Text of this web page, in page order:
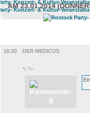
AM 23.01.2014
16:20
DER MEDICUS
*/ ?>